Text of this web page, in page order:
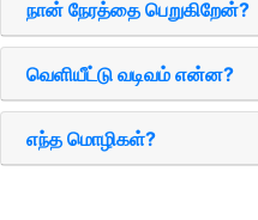
நான் நேரத்தை பெறுகிறேன்?
வெளியீட்டு வடிவம் என்ன?
எந்த மொழிகள்?